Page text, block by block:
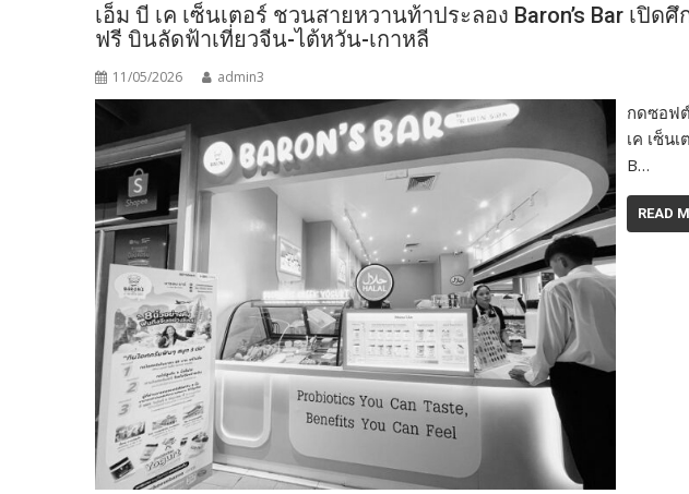
เอ็ม บี เค เซ็นเตอร์ ชวนสายหวานท้าประลอง Baron’s Bar เปิ
ฟรี บินลัดฟ้าเที่ยวจีน-ไต้หวัน-เกาหลี
11/05/2026 admin3
กดซอฟ
เค เซ็น
B…
READ